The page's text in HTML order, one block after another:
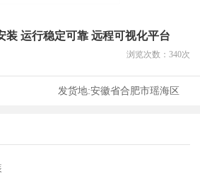
装 运行稳定可靠 远程可视化平台
浏览次数： 340次
发货地:安徽省合肥市瑶海区